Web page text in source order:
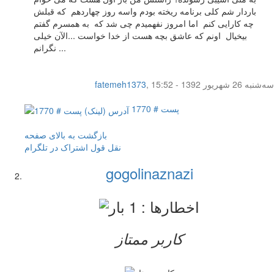
باردار شم کلی برنامه ریخته بودم واسه روز چهاردهم که قبلش
چه کارایی کنم اما امروز نفهمیدم چی شد که به همسرم گفتم
بیخیال اونم که عاشق بچه هست از خدا خواست ...الآن خیلی
نگرانم ...
fatemeh1373,
سه‌شنبه 26 شهریور 1392 - 15:52
پست # 1770
بازگشت به بالای صفحه
نقل قول اشتراک در تلگرام
gogolinaznazi
کاربر ممتاز